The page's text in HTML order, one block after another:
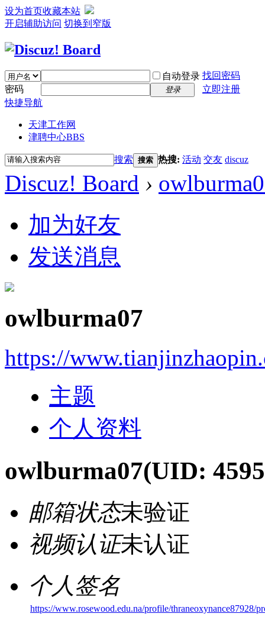
设为首页收藏本站
开启辅助访问 切换到窄版
自动登录 找回密码
密码
登录
立即注册
快捷导航
天津工作网
津聘中心BBS
搜索 搜索 热搜: 活动 交友 discuz
Discuz! Board ›
加为好友
发送消息
owlburma07
https://
主题
个人资料
owlburma07(UID:
邮箱状态未验证
视频认证未认证
个人签名
https://www.rosewood.edu.na/profile/thraneoxynance87928/